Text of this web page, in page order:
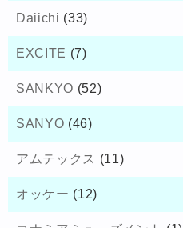
Daiichi (33)
EXCITE (7)
SANKYO (52)
SANYO (46)
アムテックス (11)
オッケー (12)